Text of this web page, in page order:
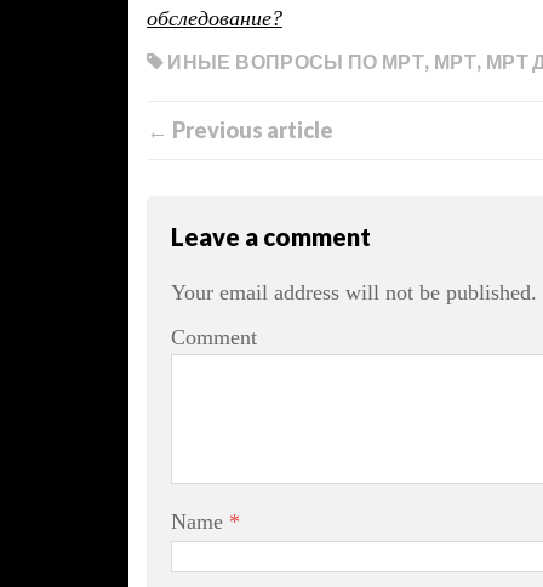
обследование?
ИНЫЕ ВОПРОСЫ ПО МРТ, МРТ, МРТ
← Previous article
Leave a comment
Your email address will not be published.
Comment
Name *